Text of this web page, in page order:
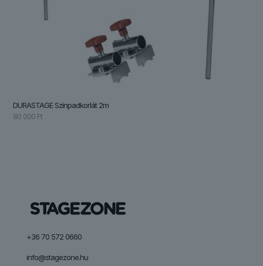
DURASTAGE Színpadkorlát 2m
80 000 Ft
+36 70 572 0660
info@stagezone.hu